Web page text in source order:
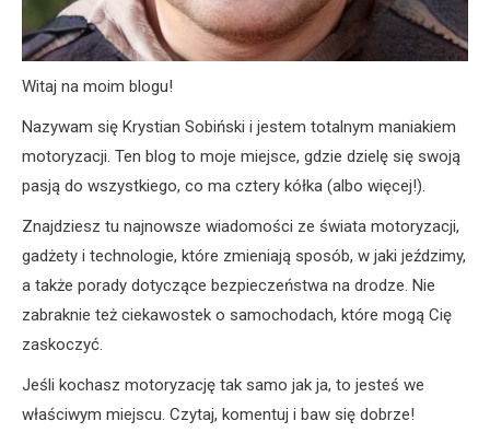
Witaj na moim blogu!
Nazywam się Krystian Sobiński i jestem totalnym maniakiem
motoryzacji. Ten blog to moje miejsce, gdzie dzielę się swoją
pasją do wszystkiego, co ma cztery kółka (albo więcej!).
Znajdziesz tu najnowsze wiadomości ze świata motoryzacji,
gadżety i technologie, które zmieniają sposób, w jaki jeździmy,
a także porady dotyczące bezpieczeństwa na drodze. Nie
zabraknie też ciekawostek o samochodach, które mogą Cię
zaskoczyć.
Jeśli kochasz motoryzację tak samo jak ja, to jesteś we
właściwym miejscu. Czytaj, komentuj i baw się dobrze!